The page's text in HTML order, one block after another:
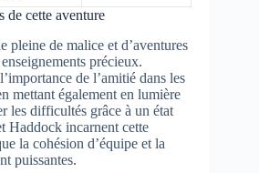
de cette aventure
pleine de malice et d’aventures
précieux.
de l’amitié dans les
mettant également en lumière
les difficultés grâce à un état
Haddock incarnent cette
la cohésion d’équipe et la
puissantes.